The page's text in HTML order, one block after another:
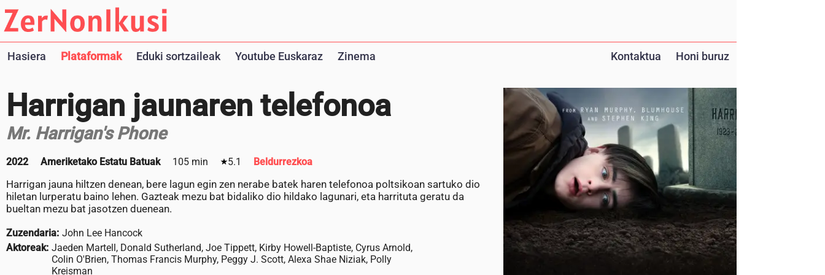
Hasiera Plataformak Eduki sortzaileak Youtube Euskaraz Zinema Kontaktua Honi buruz
Harrigan jaunaren telefonoa
Mr. Harrigan's Phone
2022 Ameriketako Estatu Batuak 105 min 5.1 Beldurrezkoa
Harrigan jauna hiltzen denean, bere lagun egin zen nerabe batek haren telefonoa poltsikoan sartuko dio
hiletan lurperatu baino lehen. Gazteak mezu bat bidaliko dio hildako lagunari, eta harrituta geratu da
bueltan mezu bat jasotzen duenean.
Zuzendaria: John Lee Hancock
Aktoreak: Jaeden Martell, Donald Sutherland, Joe Tippett, Kirby Howell-Baptiste, Cyrus Arnold,
Colin O'Brien, Thomas Francis Murphy, Peggy J. Scott, Alexa Shae Niziak, Polly
Kreisman